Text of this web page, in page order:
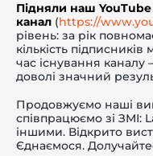
Підняли наш YouTube
канал (https://
рівень: за рік
кількість
час існування каналу
доволі значний
Продовжуємо наші
співпрацюємо зі ЗМІ:
іншими. Відкрито
Єднаємося.